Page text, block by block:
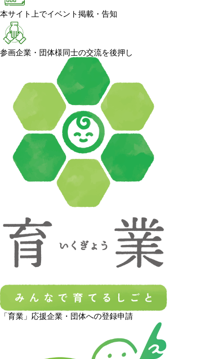
本サイト上でイベント掲載・告知
参画企業・団体様同士の交流を後押し
「育業」応援企業・団体への登録申請